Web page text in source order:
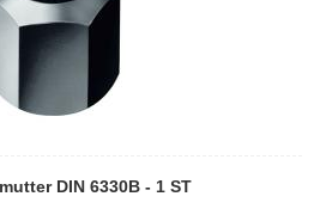
DIN 6330B - 1 ST